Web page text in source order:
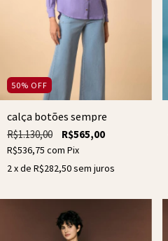
50% OFF
calça botões sempre
R$1.130,00 R$565,00
R$536,75 com Pix
2x de R$282,50sem juros